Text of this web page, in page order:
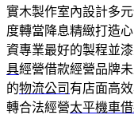
實木製作室內設計多
度轉當降息精緻打造
資專業最好的製程並
具經營借款經營品牌
的物流公司 有店面高
轉合法經營太平機車